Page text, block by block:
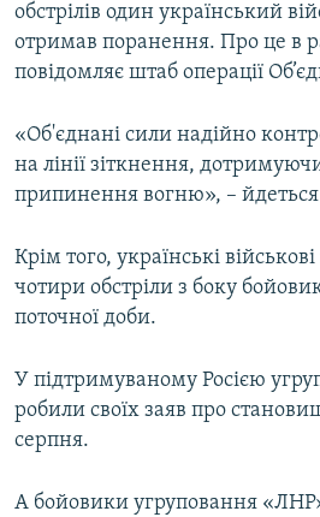
обстрілів один український
отримав поранення. Про це в
повідомляє штаб операції
«Об'єднані сили надійно
на лінії зіткнення,
припинення вогню», – йдеться
Крім того, українські
чотири обстріли з боку
поточної доби.​
У підтримуваному Росією
робили своїх заяв про
серпня.
А бойовики угруповання